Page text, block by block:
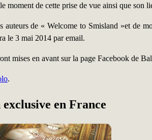
moment de cette prise de vue ainsi que
auteurs de « Welcome to Smisland »et de
le 3 mai 2014 par email.
mises en avant sur la page Facebook de
.
en France